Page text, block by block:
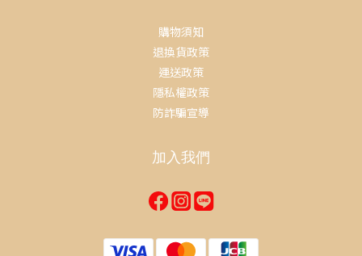
購物須知
退換貨政策
運送政策
隱私權政策
防詐騙宣導
加入我們